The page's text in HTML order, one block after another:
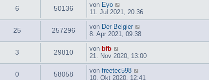
6 50136 von Eyo
11. Jul 2021, 20:36
25 257296 von Der Belgier
8. Apr 2021, 09:38
3 29810 von bfb
21. Nov 2020, 13:00
0 58058 von freetec598
10. Okt 2020, 12:41